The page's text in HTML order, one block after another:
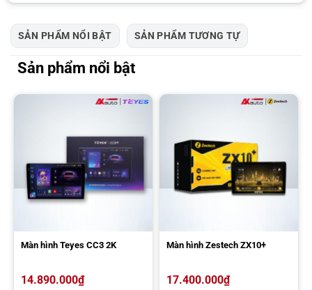
SẢN PHẨM NỔI BẬT SẢN PHẨM TƯƠNG TỰ
Sản phẩm nổi bật
Màn hình Teyes CC3 2K
14.890.000₫
Màn hình Zestech ZX10+
17.400.000₫
Màn hình Android Teyes 7.990.000đ – 25.990.000đ
Màn hình Android Bravigo 6.490.000đ – 21.500.000đ
Giá bán trên đã bao gồm công lắp đặt nhưng chưa bao gồm các
chương trình ưu đãi. Vì thế quý chủ xe hãy liên hệ hotline090 3939
ể được tư vấn và nhận báo giá chính xác.
ĐĂNG KÝ TƯ VẤN MIỄN PHÍ